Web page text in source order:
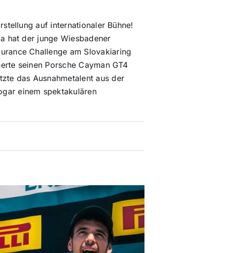
auf internationaler Bühne!
hat der junge Wiesbadener
Challenge am Slovakiaring
seinen Porsche Cayman GT4
das Ausnahmetalent aus der
einem spektakulären